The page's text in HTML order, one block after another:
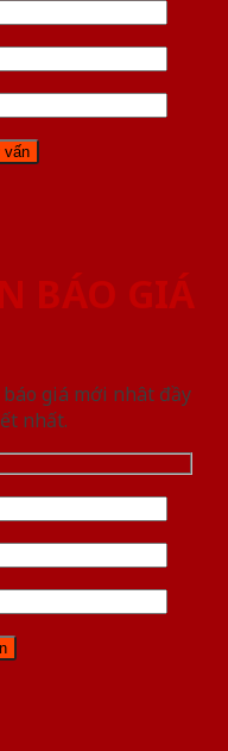
BÁO GIÁ
giá mới nhât đầy
nhất.